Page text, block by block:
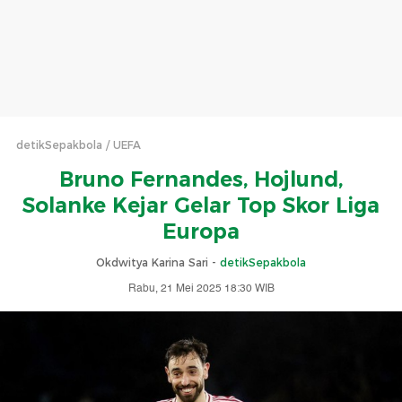
detikSepakbola UEFA
Bruno Fernandes, Hojlund,
Solanke Kejar Gelar Top Skor Liga
Europa
Okdwitya Karina Sari - detikSepakbola
Rabu, 21 Mei 2025 18:30 WIB